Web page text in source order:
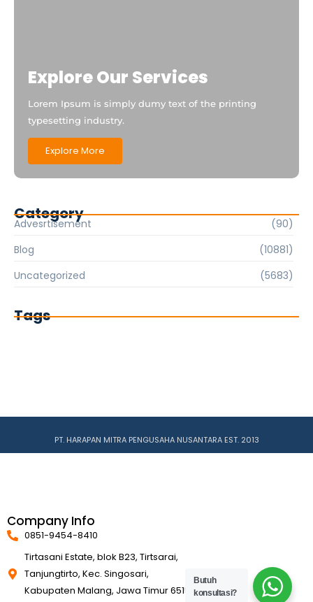
Explore Our Services
Lorem Ipsum is simply dumy text of the printing
typesetting industry.
Explore More
Category
Advesrtisement
(90)
Blog
(10881)
Uncategorized
(5683)
Tags
PT. HARAPAN MITRA PENGUSAHA NUSANTARA EST. 2013
Company Info
0851-9454-8410
Tirtasani Estate, blok B23, Tirtsarai,
Tanjungtirto, Kec. Singosari,
Kabupaten Malang, Jawa Timur 65153
Butuh
konsultasi?